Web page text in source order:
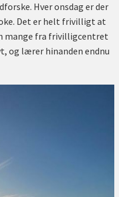
Hver onsdag er der
Det er helt frivilligt at
mange fra frivilligcentret
og lærer hinanden endnu